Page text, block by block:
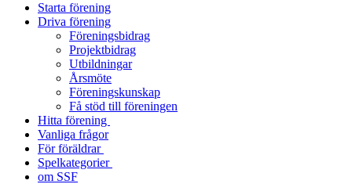
Starta förening
Driva förening
Föreningsbidrag
Projektbidrag
Utbildningar
Årsmöte
Föreningskunskap
Få stöd till föreningen
Hitta förening
Vanliga frågor
För föräldrar
Spelkategorier
om SSF